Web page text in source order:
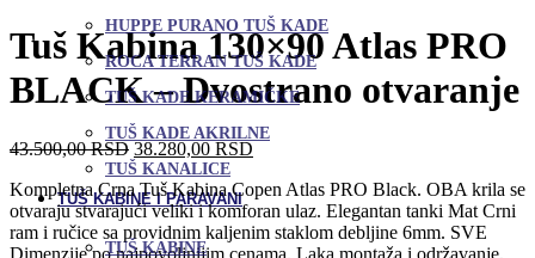
HUPPE PURANO TUŠ KADE
ROCA TERRAN TUŠ KADE
TUŠ KADE KERAMIČKE
TUŠ KADE AKRILNE
TUŠ KANALICE
TUŠ KABINE I PARAVANI
TUŠ KABINE
bila:
42.600,00 RSD.
37.490,00 RSD.
Tuš Kabina 130×90 Atlas PRO
BLACK – Dvostrano otvaranje
43.500,00RSDOriginalna
cena
je
bila:
43.500,00 RSD.
38.280,00 RSDTrenutna
je:
38.280,00 RSD.
Kompletna Crna Tuš Kabina Copen Atlas PRO Black. OBA krila se
otvaraju stvarajući veliki i komforan ulaz. Elegantan tanki Mat Crni
ram i ručice sa providnim kaljenim staklom debljine 6mm. SVE
Dimenzije po najpovoljnijim cenama. Laka montaža i održavanje,